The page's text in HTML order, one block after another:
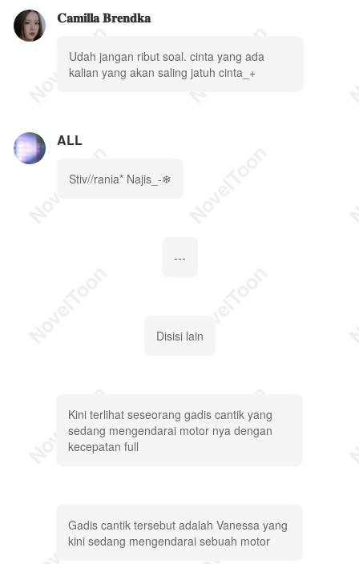
𝐂𝐚𝐦𝐢𝐥𝐥𝐚 𝐁𝐫𝐞𝐧𝐝𝐤𝐚
Udah jangan ribut soal. cinta yang ada
kalian yang akan saling jatuh cinta_+
ALL
Stiv//rania* Najis_-❄
---
Disisi lain
Kini terlihat seseorang gadis cantik yang
sedang mengendarai motor nya dengan
kecepatan full
Gadis cantik tersebut adalah Vanessa yang
kini sedang mengendarai sebuah motor